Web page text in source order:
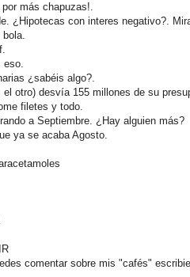
por más chapuzas!.
¿Hipotecas con interes negativo?.
bola.
eso.
¿sabéis algo?.
el otro) desvía 155 millones de su
filetes y todo.
a Septiembre. ¿Hay alguien más?
ya se acaba Agosto.
comentar sobre mis "cafés"